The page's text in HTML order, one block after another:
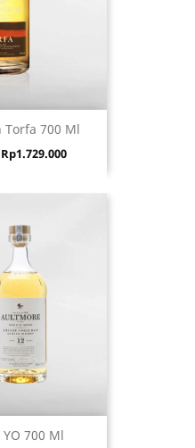
Torfa 700 Ml
Harga
Rp1.729.000
700 Ml